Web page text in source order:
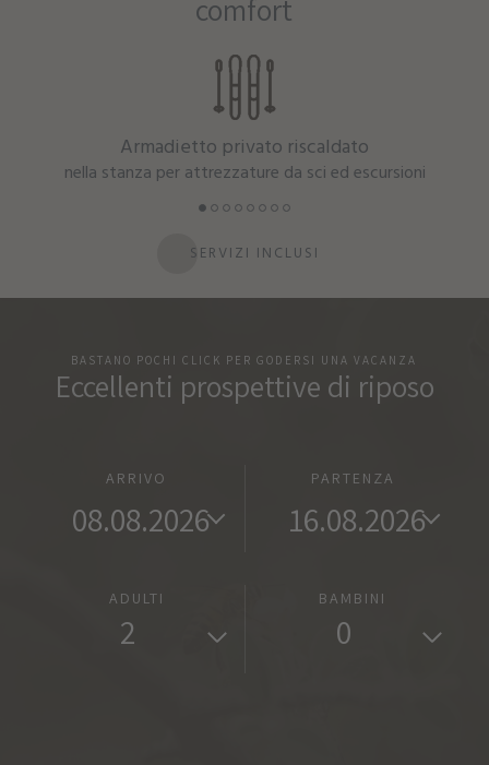
comfort
Armadietto privato riscaldato
nella stanza per attrezzature da sci ed escursioni
SERVIZI INCLUSI
BASTANO POCHI CLICK PER GODERSI UNA VACANZA
Eccellenti prospettive di riposo
ARRIVO PARTENZA
ADULTI
2
BAMBINI
0